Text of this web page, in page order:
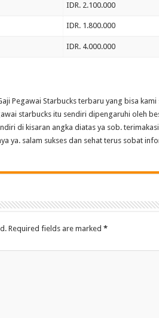
IDR. 2.100.000
IDR. 1.800.000
IDR. 4.000.000
Pegawai Starbucks terbaru yang bisa kami
starbucks itu sendiri dipengaruhi oleh
di kisaran angka diatas ya sob.
ya. salam sukses dan sehat terus sobat
Required fields are marked *